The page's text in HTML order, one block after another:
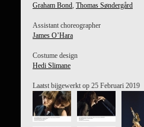
Graham Bond, Thomas Søndergård
Assistant choreographer
James O’Hara
Costume design
Hedi Slimane
Laatst bijgewerkt op 25 Februari 2019